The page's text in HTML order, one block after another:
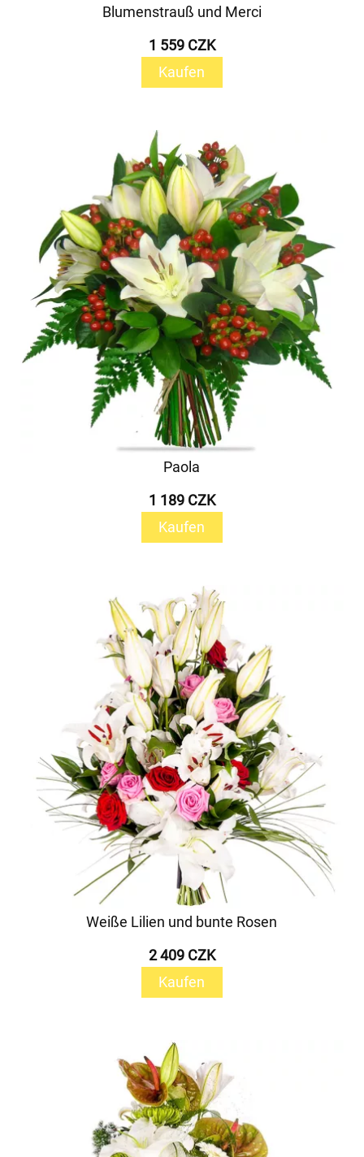
Blumenstrauß und Merci
1 559 CZK
Kaufen
Paola
1 189 CZK
Kaufen
Weiße Lilien und bunte Rosen
2 409 CZK
Kaufen